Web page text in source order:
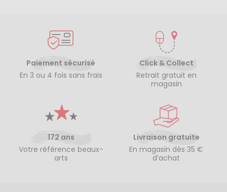
Paiement sécurisé
En 3 ou 4 fois sans frais
Click & Collect
Retrait gratuit en
magasin
172 ans
Votre référence beaux-
arts
Livraison gratuite
En magasin dès 35 €
d’achat